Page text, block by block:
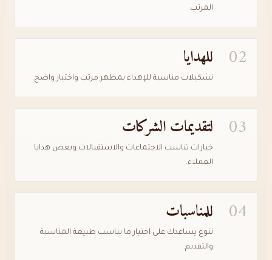
المرتب.
02 للهدايا
تشكيلات مناسبة للإهداء بمظهر مرتب واختيار واضح.
03 لتقديمات الشركات
خيارات تناسب الاجتماعات والاستقبالات وبعض هدايا
العملاء.
04 للمناسبات
تنوع يساعدك على اختيار ما يناسب طبيعة المناسبة
والتقديم.